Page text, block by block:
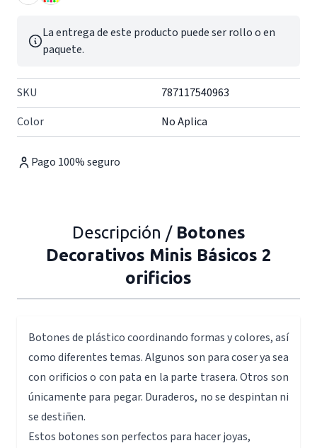
La entrega de este producto puede ser rollo o en
paquete.
SKU
787117540963
Color
No Aplica
Pago 100% seguro
Descripción / Botones
Decorativos Minis Básicos 2
orificios
Botones de plástico coordinando formas y colores, así
como diferentes temas. Algunos son para coser ya sea
con orificios o con pata en la parte trasera. Otros son
únicamente para pegar. Duraderos, no se despintan ni
se destiñen.
Estos botones son perfectos para hacer joyas,